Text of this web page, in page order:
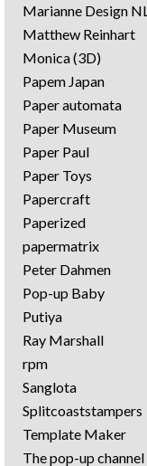
Marianne Design NL
Matthew Reinhart
Monica (3D)
Papem Japan
Paper automata
Paper Museum
Paper Paul
Paper Toys
Papercraft
Paperized
papermatrix
Peter Dahmen
Pop-up Baby
Putiya
Ray Marshall
rpm
Sanglota
Splitcoaststampers
Template Maker
The pop-up channel